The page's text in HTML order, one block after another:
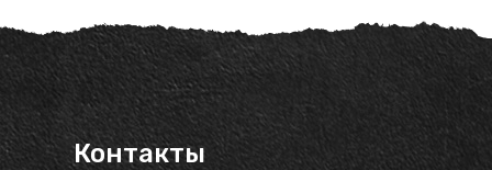
Контакты